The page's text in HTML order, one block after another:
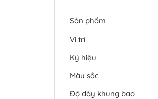
Sản phẩm
Vi trí
Ký hiệu
Màu sắc
Độ dày khung bao